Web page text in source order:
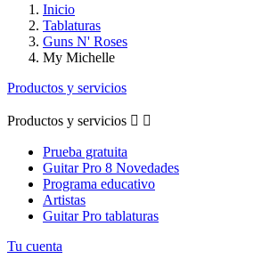
Inicio
Tablaturas
Guns N' Roses
My Michelle
Productos y servicios
Productos y servicios  
Prueba gratuita
Guitar Pro 8 Novedades
Programa educativo
Artistas
Guitar Pro tablaturas
Tu cuenta